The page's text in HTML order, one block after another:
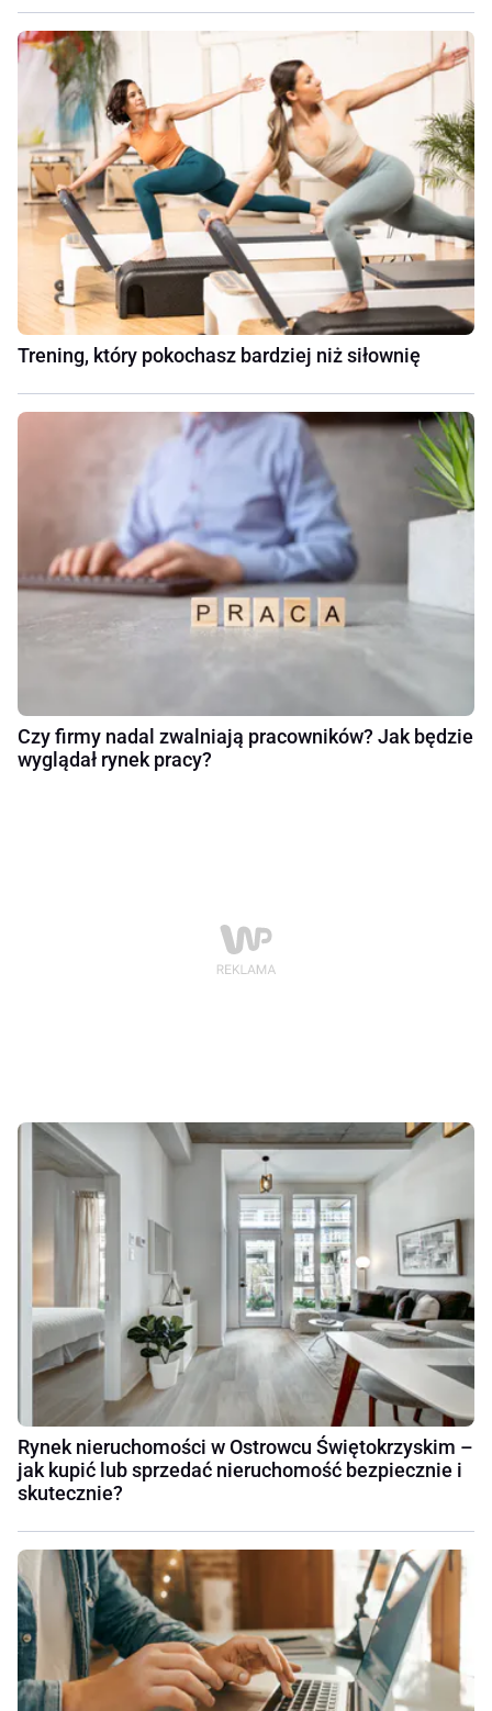
Trening, który pokochasz bardziej niż siłownię
Czy firmy nadal zwalniają pracowników? Jak będzie
wyglądał rynek pracy?
Rynek nieruchomości w Ostrowcu Świętokrzyskim –
jak kupić lub sprzedać nieruchomość bezpiecznie i
skutecznie?